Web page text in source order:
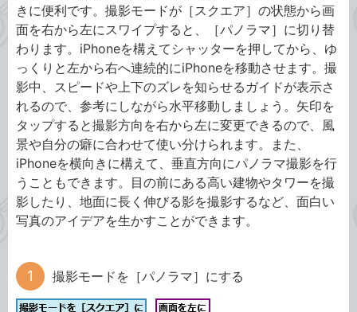
きに便利です。撮影モードが［スクエア］の状態から画
面を右から左にスワイプすると、［パノラマ］に切り替
わります。iPhoneを構えてシャッターを押してから、ゆ
っくりと左から右へ連続的にiPhoneを移動させます。撮
影中、スピードや上下のズレを知らせるガイドが表示さ
れるので、参考にしながら水平移動しましょう。矢印を
タップすると撮影方向を右から左に変更できるので、風
景や自分の癖に合わせて使い分けられます。また、
iPhoneを横向きに構えて、垂直方向にパノラマ撮影を行
うこともできます。目の前にある高い建物やタワーを撮
影したり、地面に長く伸びる影を撮影するなど、面白い
写真のアイデアを生かすことができます。
撮影モードを［パノラマ］にする